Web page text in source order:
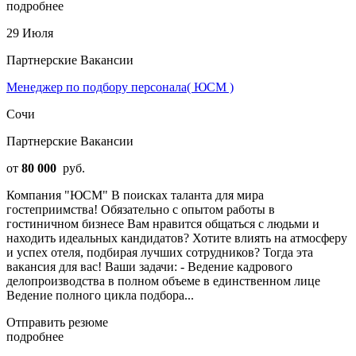
подробнее
29 Июля
Партнерские Вакансии
Менеджер по подбору персонала( ЮСМ )
Сочи
Партнерские Вакансии
от 80 000 руб.
Компания "ЮСМ" В поисках таланта для мира
гостеприимства! Обязательно с опытом работы в
гостиничном бизнесе Вам нравится общаться с людьми и
находить идеальных кандидатов? Хотите влиять на атмосферу
и успех отеля, подбирая лучших сотрудников? Тогда эта
вакансия для вас! Ваши задачи: - Ведение кадрового
делопроизводства в полном объеме в единственном лице
Ведение полного цикла подбора...
Отправить резюме
подробнее